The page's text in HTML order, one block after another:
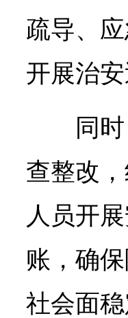
疏导、
开展治
同
查整改
人员开
账，确
社会面稳